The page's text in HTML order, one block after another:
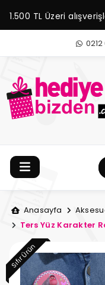
1.500 TL Üzeri
Anasayfa
Ters Yüz Karakter
Sıfır Ürün